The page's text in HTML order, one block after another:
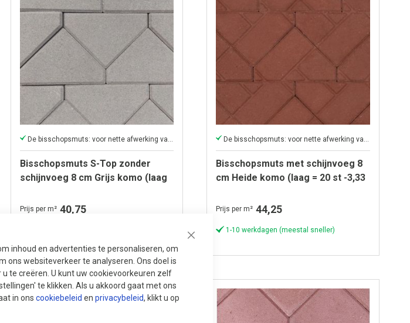
inhoud en advertenties te personaliseren, om
ons websiteverkeer te analyseren. Ons doel is
te creëren. U kunt uw cookievoorkeuren zelf
te klikken. Als u akkoord gaat met ons
in ons cookiebeleid en privacybeleid, klikt u op
Bisschopsmuts S-Top zonder
schijnvoeg 8 cm Grijs komo (laag
Prijs per m² 40,75
Bisschopsmuts met schijnvoeg 8
cm Heide komo (laag = 20 st -3,33
Prijs per m² 44,25
1-10 werkdagen (meestal sneller)